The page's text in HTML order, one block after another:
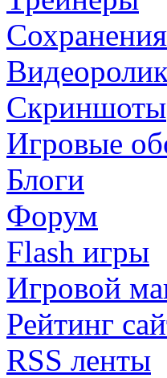
Сохранения
Скриншоты
Игровые
Блоги
Форум
Flash игры
Игровой
Рейтинг
RSS ленты